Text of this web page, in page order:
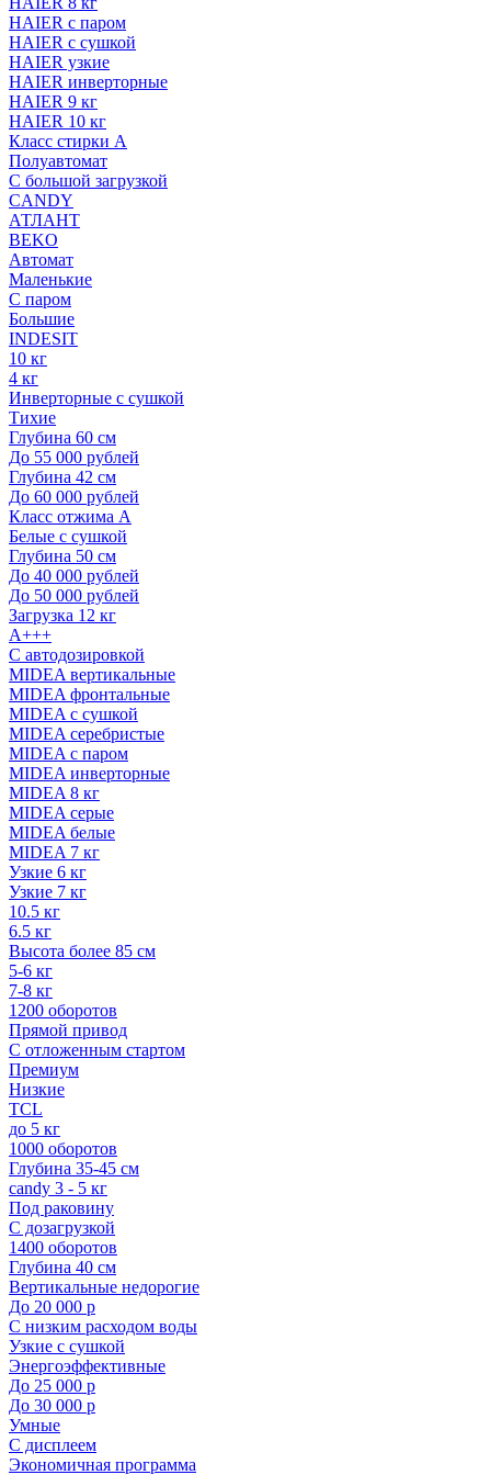
HAIER с паром
HAIER с сушкой
HAIER узкие
HAIER инверторные
HAIER 9 кг
HAIER 10 кг
Класс стирки A
Полуавтомат
С большой загрузкой
CANDY
АТЛАНТ
BEKO
Автомат
Маленькие
С паром
Большие
INDESIT
10 кг
4 кг
Инверторные с сушкой
Тихие
Глубина 60 см
До 55 000 рублей
Глубина 42 см
До 60 000 рублей
Класс отжима A
Белые с сушкой
Глубина 50 см
До 40 000 рублей
До 50 000 рублей
Загрузка 12 кг
A+++
С автодозировкой
MIDEA вертикальные
MIDEA фронтальные
MIDEA с сушкой
MIDEA серебристые
MIDEA с паром
MIDEA инверторные
MIDEA 8 кг
MIDEA серые
MIDEA белые
MIDEA 7 кг
Узкие 6 кг
Узкие 7 кг
10.5 кг
6.5 кг
Высота более 85 см
5-6 кг
7-8 кг
1200 оборотов
Прямой привод
С отложенным стартом
Премиум
Низкие
TCL
до 5 кг
1000 оборотов
Глубина 35-45 см
candy 3 - 5 кг
Под раковину
С дозагрузкой
1400 оборотов
Глубина 40 см
Вертикальные недорогие
До 20 000 р
С низким расходом воды
Узкие с сушкой
Энергоэффективные
До 25 000 р
До 30 000 р
Умные
С дисплеем
Экономичная программа